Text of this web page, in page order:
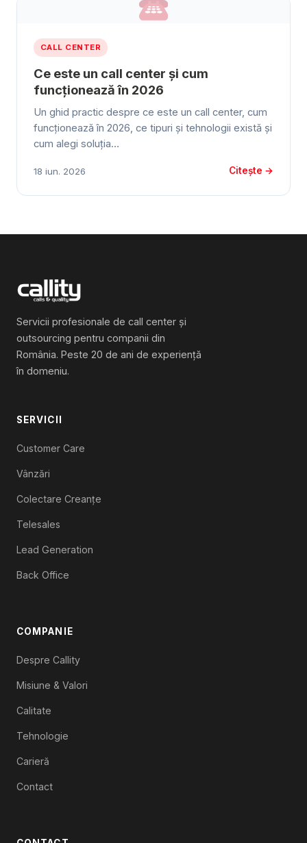
CALL CENTER
Ce este un call center și cum
funcționează în 2026
Un ghid practic despre ce este un call center, cum
funcționează în 2026, ce tipuri și tehnologii există și
cum alegi soluția…
18 iun. 2026 Citește →
Servicii profesionale de call center și
outsourcing pentru companii din
România. Peste 20 de ani de experiență
în domeniu.
SERVICII
Customer Care
Vânzări
Colectare Creanțe
Telesales
Lead Generation
Back Office
COMPANIE
Despre Callity
Misiune & Valori
Calitate
Tehnologie
Carieră
Contact